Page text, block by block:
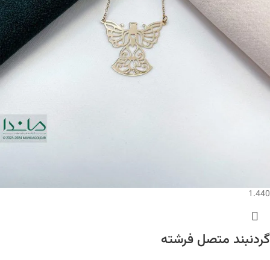
1.440
گردنبند متصل فرشته